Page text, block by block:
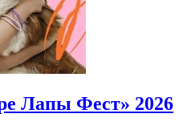
Лапы Фест» 2026